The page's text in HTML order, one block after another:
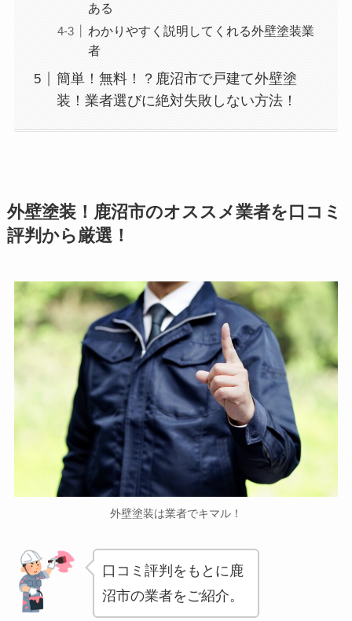
ある
わかりやすく説明してくれる外壁塗装業
者
簡単！無料！？鹿沼市で戸建て外壁塗
装！業者選びに絶対失敗しない方法！
外壁塗装！鹿沼市のオススメ業者を口コミ
評判から厳選！
外壁塗装は業者でキマル！
口コミ評判をもとに鹿
沼市の業者をご紹介。